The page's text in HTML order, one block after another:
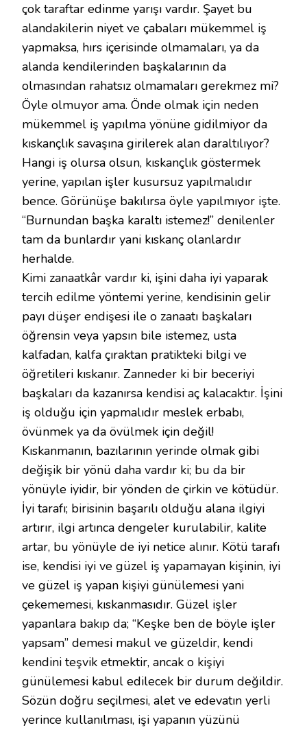
çok taraftar edinme yarışı vardır. Şayet bu
alandakilerin niyet ve çabaları mükemmel iş
yapmaksa, hırs içerisinde olmamaları, ya da
alanda kendilerinden başkalarının da
olmasından rahatsız olmamaları gerekmez mi?
Öyle olmuyor ama. Önde olmak için neden
mükemmel iş yapılma yönüne gidilmiyor da
kıskançlık savaşına girilerek alan daraltılıyor?
Hangi iş olursa olsun, kıskançlık göstermek
yerine, yapılan işler kusursuz yapılmalıdır
bence. Görünüşe bakılırsa öyle yapılmıyor işte.
“Burnundan başka karaltı istemez!” denilenler
tam da bunlardır yani kıskanç olanlardır
herhalde.
Kimi zanaatkâr vardır ki, işini daha iyi yaparak
tercih edilme yöntemi yerine, kendisinin gelir
payı düşer endişesi ile o zanaatı başkaları
öğrensin veya yapsın bile istemez, usta
kalfadan, kalfa çıraktan pratikteki bilgi ve
öğretileri kıskanır. Zanneder ki bir beceriyi
başkaları da kazanırsa kendisi aç kalacaktır. İşini
iş olduğu için yapmalıdır meslek erbabı,
övünmek ya da övülmek için değil!
Kıskanmanın, bazılarının yerinde olmak gibi
değişik bir yönü daha vardır ki; bu da bir
yönüyle iyidir, bir yönden de çirkin ve kötüdür.
İyi tarafı; birisinin başarılı olduğu alana ilgiyi
artırır, ilgi artınca dengeler kurulabilir, kalite
artar, bu yönüyle de iyi netice alınır. Kötü tarafı
ise, kendisi iyi ve güzel iş yapamayan kişinin, iyi
ve güzel iş yapan kişiyi günülemesi yani
çekememesi, kıskanmasıdır. Güzel işler
yapanlara bakıp da; “Keşke ben de böyle işler
yapsam” demesi makul ve güzeldir, kendi
kendini teşvik etmektir, ancak o kişiyi
günülemesi kabul edilecek bir durum değildir.
Sözün doğru seçilmesi, alet ve edevatın yerli
yerince kullanılması, işi yapanın yüzünü